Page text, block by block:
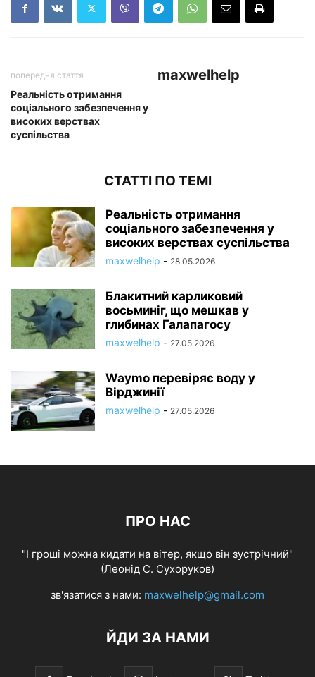
попередня стаття
Реальність отримання
соціального забезпечення у
високих верствах
суспільства
maxwelhelp
СТАТТІ ПО ТЕМІ
Реальність отримання
соціального забезпечення у
високих верствах суспільства
maxwelhelp - 28.05.2026
Блакитний карликовий
восьминіг, що мешкав у
глибинах Галапагосу
maxwelhelp - 27.05.2026
Waymo перевіряє воду у
Вірджинії
maxwelhelp - 27.05.2026
ПРО НАС
"І гроші можна кидати на вітер, якщо він зустрічний"
(Леонід С. Сухоруков)
зв'язатися з нами: maxwelhelp@gmail.com
ЙДИ ЗА НАМИ